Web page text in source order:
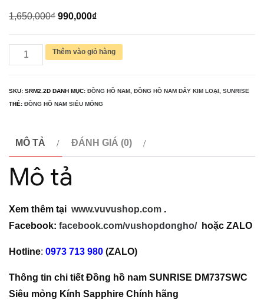
1,650,000₫ Giá
là:
990,000₫Giá
tại
Đồng
hồ
SUNRISE
Chính
hãng
Thêm vào giỏ hàng
SKU: SRM2.2D DANH MỤC: ĐỒNG HỒ NAM ĐỒNG HỒ NAM DÂY KIM LOẠI
SUNRISE
THẺ: ĐỒNG HỒ NAM SIÊU MỎNG
MÔ TẢ ĐÁNH GIÁ (0)
Mô tả
Xem thêm tại www.vuvushop.com .
Facebook: facebook.com/vushopdongho/hoặc ZALO
Hotline: 0973 713 980 (ZALO)
Thông tin chi tiết Đồng hồ nam SUNRISE DM737SWC
Siêu mỏng Kính Sapphire Chính hãng